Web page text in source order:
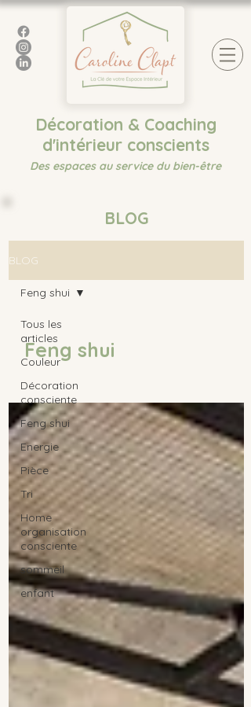
Décoration & Coaching
d'intérieur conscients
Des espaces au service du bien-être
BLOG
BLOG
Tous les
articles
Couleur
Décoration
consciente
Feng shui
Energie
Pièce
Tri
Home
organisation
consciente
sommeil
enfant
Feng shui
Feng shui